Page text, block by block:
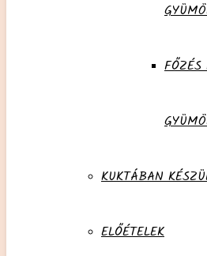
FŐZÉS
KUKTÁBAN
ELŐÉTELEK